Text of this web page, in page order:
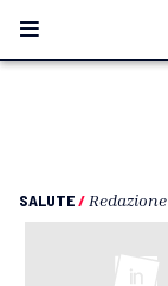
SALUTE/ Redazione